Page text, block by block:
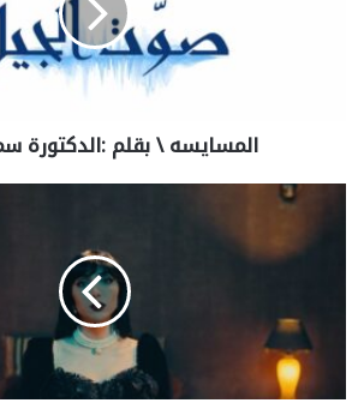
المسايسه \ بقلم :الدكتورة